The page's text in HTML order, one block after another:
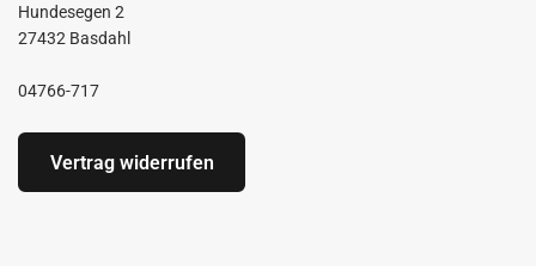
Hundesegen 2
27432 Basdahl
04766-717
Vertrag widerrufen